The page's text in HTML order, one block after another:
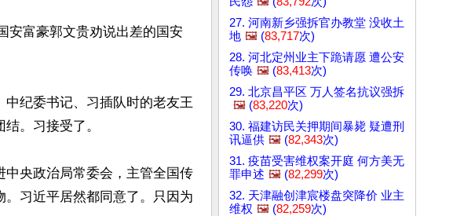
安富豪郭文贵劝说出差的国安
纪委书记、习插队时的老友王
。习接受了。
央政治局常委会，主管全国传
习近平居然都同意了。只因为
27. 河南新乡强拆官办教堂 没收土
地 🖼️ (83,717次)
28. 河北定州业主下跪请愿 遭公安
传唤 🖼️ (83,413次)
29. 北京昌平区 万人签名抗议强拆
🖼️ (83,220次)
30. 福建访民关押期间暴毙 疑遭刑
讯逼供 🖼️ (82,343次)
31. 疫苗受害维权案开庭 何方美无
罪申述 🖼️ (82,299次)
32. 天津融创津宸楼盘突降价 业主
维权 🖼️ (82,259次)